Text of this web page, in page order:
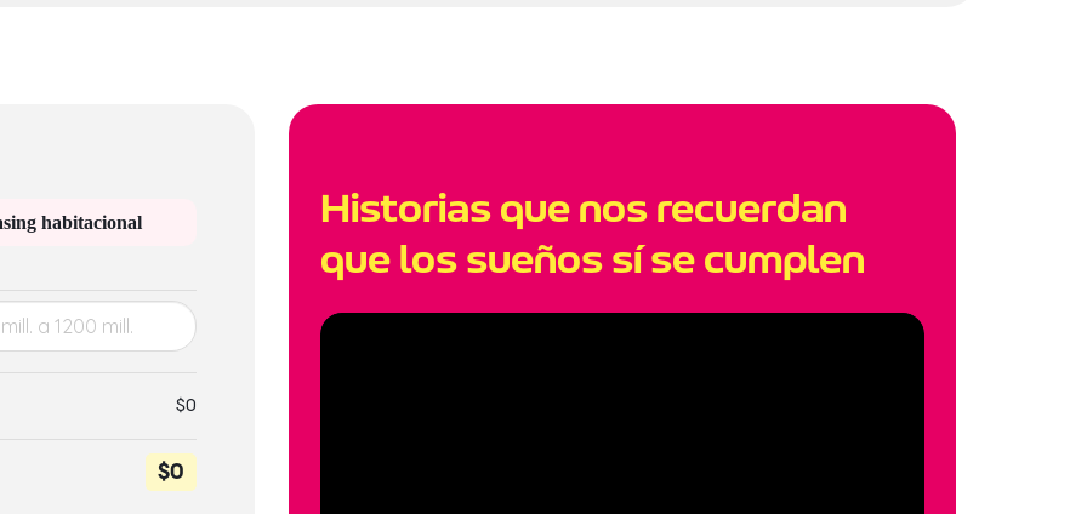
habitacional
$0
$0
Historias que nos recuerdan
que los sueños sí se cumplen